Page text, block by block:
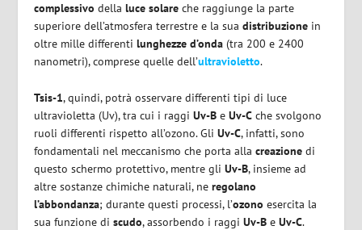
complessivo dellaluce solare che raggiunge la parte
superiore dell’atmosfera terrestre e la suadistribuzione in
oltre mille differentilunghezze d’onda (tra 200 e 2400
nanometri), comprese quelle dell’ultravioletto.
Tsis-1, quindi, potrà osservare differenti tipi di luce
ultravioletta (Uv), tra cui i raggiUv-B eUv-C che svolgono
ruoli differenti rispetto all’ozono. GliUv-C, infatti, sono
fondamentali nel meccanismo che porta alla creazione di
questo schermo protettivo, mentre gliUv-B, insieme ad
altre sostanze chimiche naturali, neregolano
l’abbondanza; durante questi processi, l’ozono esercita la
sua funzione discudo, assorbendo i raggiUv-B eUv-C.